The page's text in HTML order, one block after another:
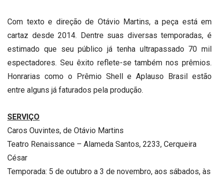
Com texto e direção de Otávio Martins, a peça está em
cartaz desde 2014. Dentre suas diversas temporadas, é
estimado que seu público já tenha ultrapassado 70 mil
espectadores. Seu êxito reflete-se também nos prêmios.
Honrarias como o Prêmio Shell e Aplauso Brasil estão
entre alguns já faturados pela produção.
SERVIÇO
Caros Ouvintes, de Otávio Martins
Teatro Renaissance – Alameda Santos, 2233, Cerqueira
César
Temporada: 5 de outubro a 3 de novembro, aos sábados, às